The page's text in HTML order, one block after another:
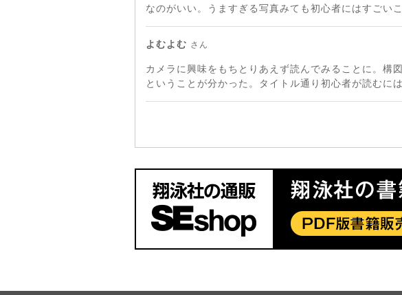
なのがいい。うますぎる写真みても初心者にはすごい
よむよむ さん
カメラに興味をもちとりあえず読んでみることに。構
ということが分かった。タイトル通り初心者が読むに